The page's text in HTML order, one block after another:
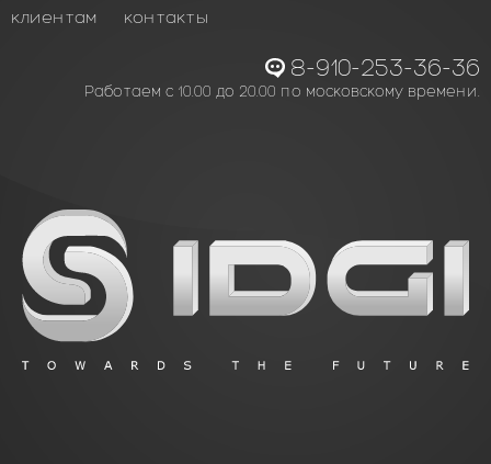
клиентам
контакты
8-910-253-36-36
Работаем с 10.00 до 20.00 по московскому времени.